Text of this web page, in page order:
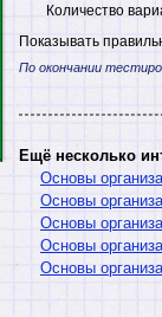
Количество
Показывать
По окончании
Ещё несколько
Основы
Основы
Основы
Основы
Основы